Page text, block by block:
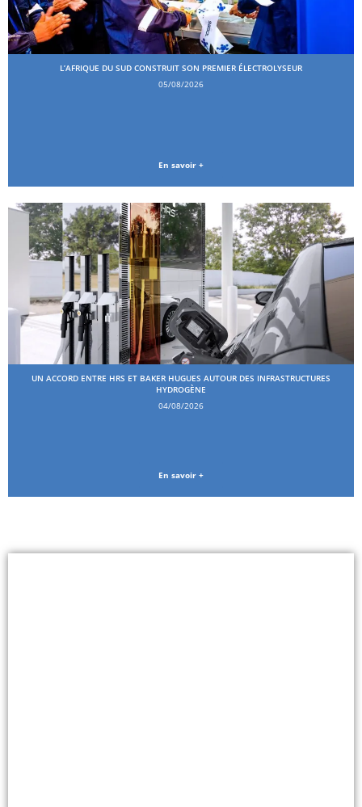
L’AFRIQUE DU SUD CONSTRUIT SON PREMIER ÉLECTROLYSEUR
05/08/2026
En savoir +
UN ACCORD ENTRE HRS ET BAKER HUGUES AUTOUR DES INFRASTRUCTURES
HYDROGÈNE
04/08/2026
En savoir +